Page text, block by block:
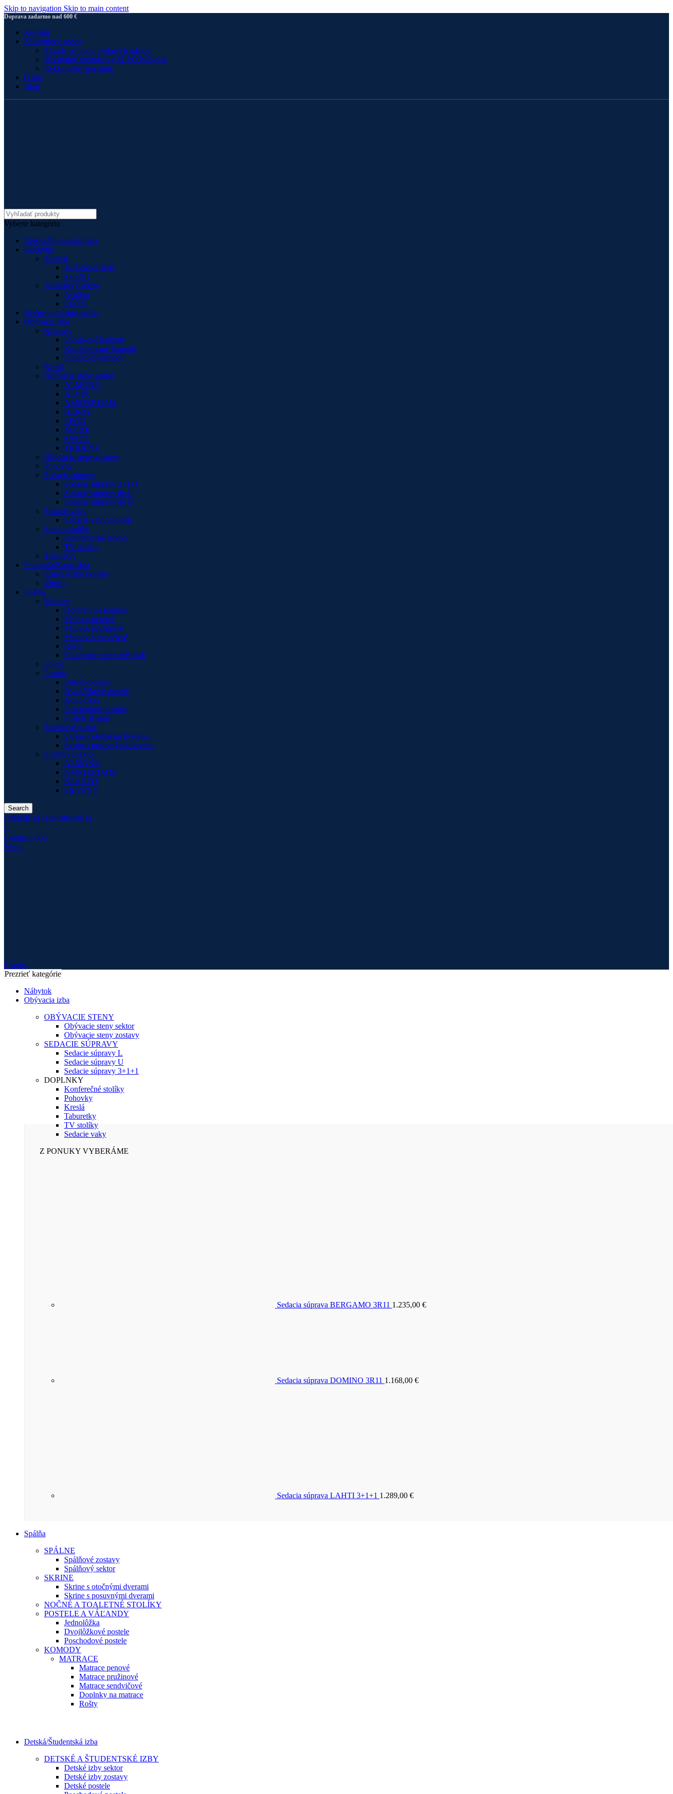
Skip to navigation Skip to main content
Doprava zadarmo nad 600 €
Kontakt
Zákaznícky servis
Zásady ochrany osobných údajov
Obchodné podmienky ELPO Nábytok
Reklamačný poriadok
O nás
Blog
Vyberte kategóriu
Detská/Študentská izba
Kuchyňa
Jedáleň
Jedálenské stoly
Stoličky
Jedálenský sektor
Avallon
LEON
Nočné a toaletné stolíky
Obývacia izba
Komody
Dvierkové komody
Kombinované komody
Šuplíkové komody
Kreslá
Obývacie steny sektor
ALMOND
ALVIN
AMSTERDAM
HERRY
LEON
NORDI
SPACE
TRIDENT
Obývacie steny zostavy
Pohovky
Sedacie súpravy
Sedacie súpravy 3+1+1
Sedacie súpravy do L
Sedacie súpravy do U
Sedacie vaky
Sedacie vaky pre deti
Stoly a stolíky
Konferenčné stolíky
TV stolíky
Taburetky
Pracovňa/Kancelária
Kancelárske stoličky
Vitríny
Spálňa
Matrace
Doplnky na matrace
Matrace penové
Matrace pružinové
Matrace sendvičové
Rošty
Slovenské matrace Benab
Police
Postele
Detské postele
Dvojlôžkové postele
Jednolôžka
Poschodové postele
Postele Blanář
Šatníkové skrine
Skrine s otočnými dverami
Skrine s posuvnými dverami
Spálňový sektor
ALMOND
AMSTERDAM
KSANTO
SILVANO
Search
Prihlásiť sa / Registrovať sa
0 items 0,00 €
Menu
0 items
Prezrieť kategórie
Nábytok
Obývacia izba
OBÝVACIE STENY
Obývacie steny sektor
Obývacie steny zostavy
SEDACIE SÚPRAVY
Sedacie súpravy L
Sedacie súpravy U
Sedacie súpravy 3+1+1
DOPLNKY
Konferečné stolíky
Pohovky
Kreslá
Taburetky
TV stolíky
Sedacie vaky
Z PONUKY VYBERÁME
Sedacia súprava BERGAMO 3R11 1.235,00 €
Sedacia súprava DOMINO 3R11 1.168,00 €
Sedacia súprava LAHTI 3+1+1 1.289,00 €
Spálňa
SPÁLNE
Spálňové zostavy
Spálňový sektor
SKRINE
Skrine s otočnými dverami
Skrine s posuvnými dverami
NOČNÉ A TOALETNÉ STOLÍKY
POSTELE A VÁĽANDY
Jednolôžka
Dvojlôžkové postele
Poschodové postele
KOMODY
MATRACE
Matrace penové
Matrace pružinové
Matrace sendvičové
Doplnky na matrace
Rošty
Detská/Študentská izba
DETSKÉ A ŠTUDENTSKÉ IZBY
Detské izby sektor
Detské izby zostavy
Detské postele